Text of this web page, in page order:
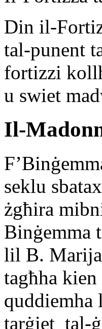
Din il-
tal-punent
fortizzi
u swiet
Il-
seklu
żgħira
Binġemma
lil B.
tagħha
quddiemha
tarġiet tal-